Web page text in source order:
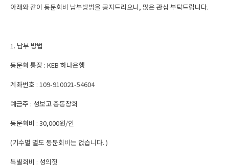
아래와 같이 동문회비 납부방법을 공지드리오니, 많은 관심 부탁드립니다.
1. 납부 방법
동문회 통장 : KEB 하나은행
계좌번호 : 109-910021-54604
예금주 : 성보고 총동창회
동문회비 : 30,000원/인
(기수별 별도 동문회비는 없습니다. )
특별회비 : 성의껏